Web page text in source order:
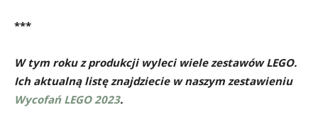
***
W tym roku z produkcji wyleci wiele zestawów LEGO.
Ich aktualną listę znajdziecie w naszym zestawieniu
Wycofań LEGO 2023.